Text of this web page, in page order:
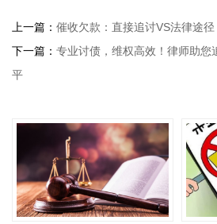
上一篇： 催收欠款：直接追讨VS法律途径
下一篇： 专业讨债，维权高效！律师助您
平